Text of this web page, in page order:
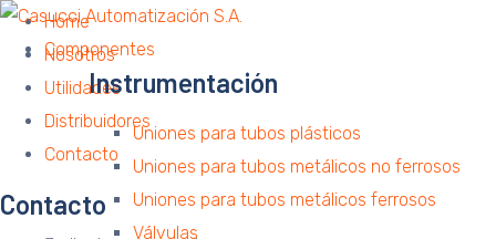
Componentes
Instrumentación
Uniones para tubos plásticos
Uniones para tubos metálicos no ferrosos
Uniones para tubos metálicos ferrosos
Válvulas
Home
Nosotros
Utilidades
Distribuidores
Contacto
Contacto